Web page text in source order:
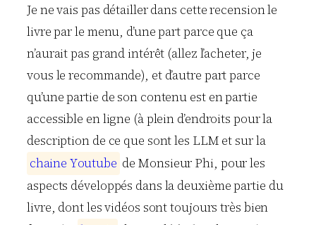
Je ne vais pas détailler dans cette recension le
livre par le menu, d’une part parce que ça
n’aurait pas grand intérêt (allez l’acheter, je
vous le recommande), et d’autre part parce
qu’une partie de son contenu est en partie
accessible en ligne (à plein d’endroits pour la
description de ce que sont les LLM et sur la
chaine Youtube de Monsieur Phi, pour les
aspects développés dans la deuxième partie du
livre, dont les vidéos sont toujours très bien